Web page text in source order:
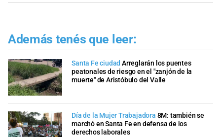
Además tenés que leer:
Santa Fe ciudad Arreglarán los puentes
peatonales de riesgo en el "zanjón de la
muerte" de Aristóbulo del Valle
Día de la Mujer Trabajadora 8M: también se
marchó en Santa Fe en defensa de los
derechos laborales